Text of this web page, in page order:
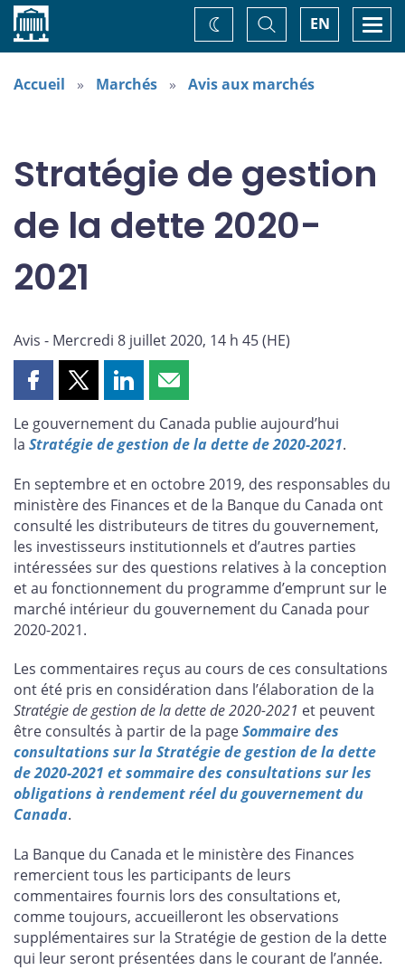
Accueil EN
Basculer
la
recherche
Changez
de
Accueil Marchés Avis aux marchés
Stratégie de gestion
de la dette 2020-
2021
Avis - Mercredi 8 juillet 2020, 14 h 45 (HE)
Partager
page
sur
Partager
page
sur
Partager
page
sur
Partager
page
par
Le gouvernement du Canada publie aujourd’hui
la Stratégie de gestion de la dette de 2020-2021.
En septembre et en octobre 2019, des responsables du
ministère des Finances et de la Banque du Canada ont
consulté les distributeurs de titres du gouvernement,
les investisseurs institutionnels et d’autres parties
intéressées sur des questions relatives à la conception
et au fonctionnement du programme d’emprunt sur le
marché intérieur du gouvernement du Canada pour
2020-2021.
Les commentaires reçus au cours de ces consultations
ont été pris en considération dans l’élaboration de la
Stratégie de gestion de la dette de 2020-2021 et peuvent
être consultés à partir de la pageSommaire des
consultations sur la Stratégie de gestion de la dette
de 2020-2021 et sommaire des consultations sur les
obligations à rendement réel du gouvernement du
Canada.
La Banque du Canada et le ministère des Finances
remercient tous les participants de leurs
commentaires fournis lors des consultations et,
comme toujours, accueilleront les observations
supplémentaires sur la Stratégie de gestion de la dette
qui leur seront présentées dans le courant de l’année.